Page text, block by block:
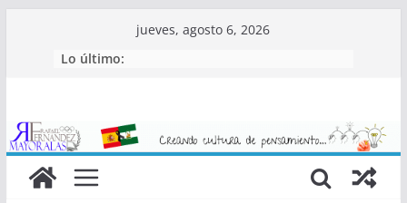
jueves, agosto 6, 2026
Lo último: